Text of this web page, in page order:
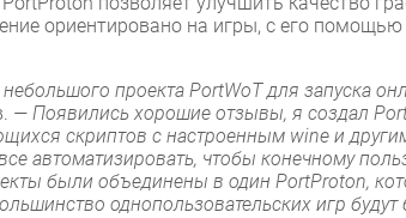
ориентировано на игры, с его
проекта PortWoT для запуска
— Появились хорошие отзывы, я создал
скриптов с настроенным wine и
автоматизировать, чтобы конечному
были объединены в один PortProton,
однопользовательских игр